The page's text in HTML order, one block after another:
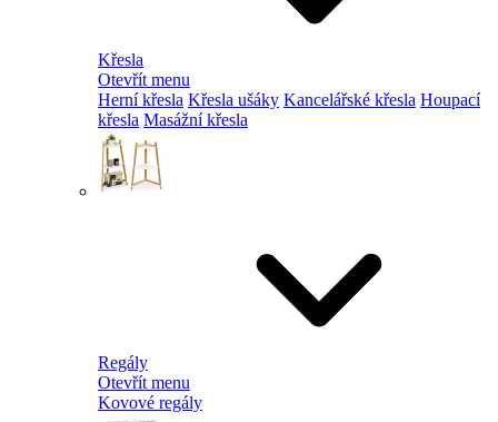
Křesla
Otevřít menu
Herní křesla Křesla ušáky Kancelářské křesla Houpací
křesla Masážní křesla
Regály
Otevřít menu
Kovové regály